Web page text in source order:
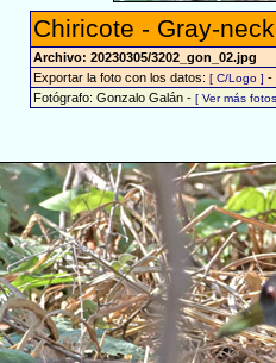
Chiricote - Gray-
Archivo: 20230305/3202_gon_02.jpg
Exportar la foto con los datos: [ C/Logo ] -
Fotógrafo: Gonzalo Galán - [ Ver más